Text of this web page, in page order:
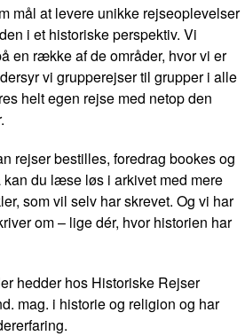
mål at levere unikke rejseoplevelser
i et historiske perspektiv. Vi
en række af de områder, hvor vi er
vi grupperejser til grupper i alle
helt egen rejse med netop den
rejser bestilles, foredrag bookes og
du læse løs i arkivet med mere
som vil selv har skrevet. Og vi har
om – lige dér, hvor historien har
hedder hos Historiske Rejser
mag. i historie og religion og har